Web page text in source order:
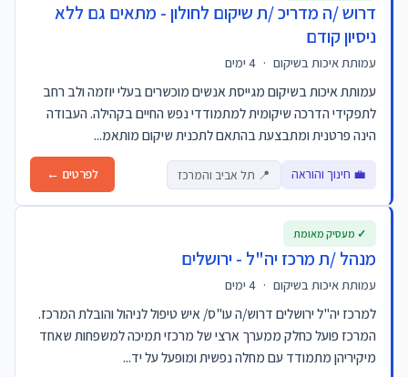
דרוש /ה מדריכ /ת שיקום לחולון - מתאים גם ללא
ניסיון קודם
עמותת איכות בשיקום ·
עמותת איכות בשיקום מגייסת אנשים מוכשרים בעלי יוזמה ולב רחב
לתפקידי הדרכה שיקומית למתמודדי נפש החיים בקהילה. העבודה
הינה פרטנית ומתבצעת בהתאם לתכנית שיקום מותאמ...
💼 חינוך והוראה 📍 תל אביב והמרכז לפרטים ←
מנהל /ת מרכז יה"ל - ירושלים
עמותת איכות בשיקום ·
למרכז יה"ל ירושלים דרוש/ה עו"ס/ איש טיפול לניהול והובלת המרכז.
המרכז פועל כחלק ממערך ארצי של מרכזי תמיכה למשפחות שאחד
מיקיריהן מתמודד עם מחלה נפשית ומופעל על יד...
✓ מעסיק מאומת